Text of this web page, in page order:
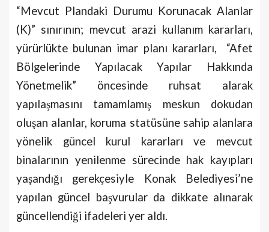
“Mevcut Plandaki Durumu Korunacak Alanlar
(K)” sınırının; mevcut arazi kullanım kararları,
yürürlükte bulunan imar planı kararları, “Afet
Bölgelerinde Yapılacak Yapılar Hakkında
Yönetmelik” öncesinde ruhsat alarak
yapılaşmasını tamamlamış meskun dokudan
oluşan alanlar, koruma statüsüne sahip alanlara
yönelik güncel kurul kararları ve mevcut
binalarının yenilenme sürecinde hak kayıpları
yaşandığı gerekçesiyle Konak Belediyesi’ne
yapılan güncel başvurular da dikkate alınarak
güncellendiği ifadeleri yer aldı.